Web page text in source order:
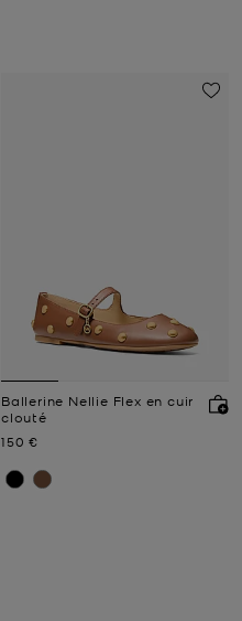
Ballerine Nellie Flex en cuir
clouté
Prix actuel
150 €